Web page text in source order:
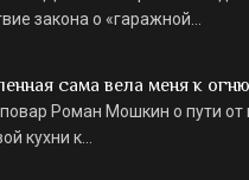
закона о «гаражной…
сама вела меня к
Роман Мошкин о пути от
кухни к…